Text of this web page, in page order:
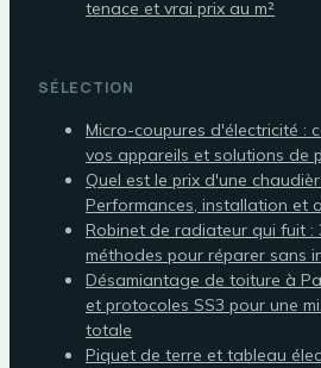
tenace et vrai prix au m²
SÉLECTION
Micro-coupures d'électricité :
vos appareils et solutions de
Quel est le prix d'une
Performances, installation et
Robinet de radiateur qui fuit :
méthodes pour réparer sans
Désamiantage de toiture à
et protocoles SS3 pour une
totale
Piquet de terre et tableau